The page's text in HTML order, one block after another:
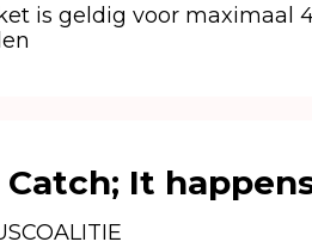
is geldig voor maximaal
It